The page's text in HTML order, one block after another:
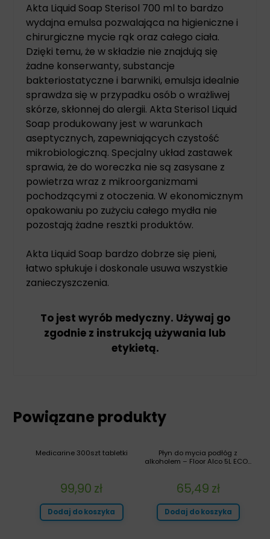
Akta Liquid Soap Sterisol 700 ml to bardzo
wydajna emulsa pozwalająca na higieniczne i
chirurgiczne mycie rąk oraz całego ciała.
Dzięki temu, że w składzie nie znajdują się
żadne konserwanty, substancje
bakteriostatyczne i barwniki, emulsja idealnie
sprawdza się w przypadku osób o wrażliwej
skórze, skłonnej do alergii. Akta Sterisol Liquid
Soap produkowany jest w warunkach
aseptycznych, zapewniających czystość
mikrobiologiczną. Specjalny układ zastawek
sprawia, że do woreczka nie są zasysane z
powietrza wraz z mikroorganizmami
pochodzącymi z otoczenia. W ekonomicznym
opakowaniu po zużyciu całego mydła nie
pozostają żadne resztki produktów.
Akta Liquid Soap bardzo dobrze się pieni,
łatwo spłukuje i doskonale usuwa wszystkie
zanieczyszczenia.
To jest wyrób medyczny. Używaj go
zgodnie z instrukcją używania lub
etykietą.
Powiązane produkty
Płyn do mycia podłóg z
alkoholem – Floor Alco 5L ECO...
65,49 zł
Dodaj do koszyka
Medicarine 300szt tabletki
99,90 zł
Dodaj do koszyka